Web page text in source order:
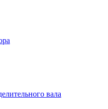
вала